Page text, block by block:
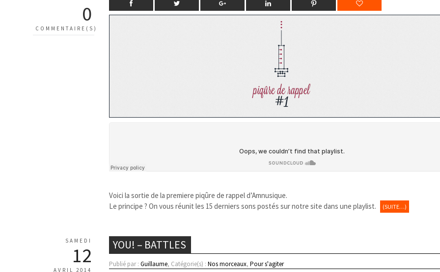
0
COMMENTAIRE(S)
Voici la sortie de la premiere piqûre de rappel d’Amnusique.
Le principe ? On vous réunit les 15 derniers sons postés sur notre site dans une playlist.
(SUITE…)
SAMEDI
12
AVRIL 2014
YOU! – BATTLES
Publié par :Guillaume, Catégorie(s) :Nos morceaux,Pour s'agiter